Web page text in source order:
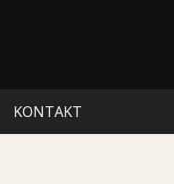
KONTAKT